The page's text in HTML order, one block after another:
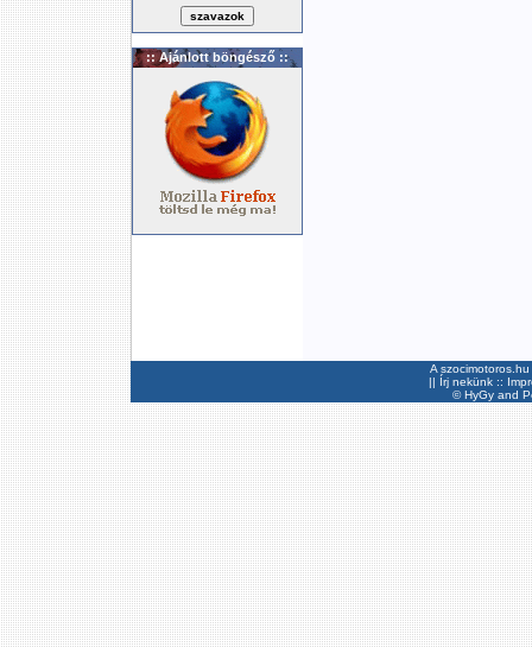
:: Ajánlott böngésző ::
A
|| Írj nekünk ::
©HyGyand